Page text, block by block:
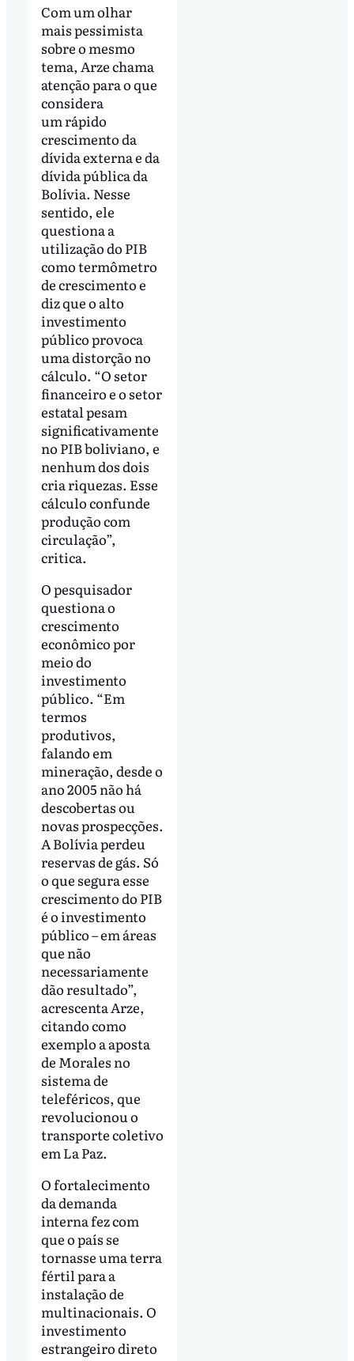
Com um olhar
mais pessimista
sobre o mesmo
tema, Arze chama
atenção para o que
considera
um rápido
crescimento da
dívida externa e da
dívida pública da
Bolívia. Nesse
sentido, ele
questiona a
utilização do PIB
como termômetro
de crescimento e
diz que o alto
investimento
público provoca
uma distorção no
cálculo. “O setor
financeiro e o setor
estatal pesam
significativamente
no PIB boliviano, e
nenhum dos dois
cria riquezas. Esse
cálculo confunde
produção com
circulação”,
critica.
O pesquisador
questiona o
crescimento
econômico por
meio do
investimento
público. “Em
termos
produtivos,
falando em
mineração, desde o
ano 2005 não há
descobertas ou
novas prospecções.
A Bolívia perdeu
reservas de gás. Só
o que segura esse
crescimento do PIB
é o investimento
público – em áreas
que não
necessariamente
dão resultado”,
acrescenta Arze,
citando como
exemplo a aposta
de Morales no
sistema de
teleféricos, que
revolucionou o
transporte coletivo
em La Paz.
O fortalecimento
da demanda
interna fez com
que o país se
tornasse uma terra
fértil para a
instalação de
multinacionais. O
investimento
estrangeiro direto